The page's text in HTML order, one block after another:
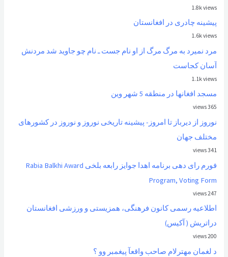
1.8k views
پیشینه چادری در افغانستان
1.6k views
مرد نمیرد به مرگ مرگ از او نام جست ـ نام چو جاوید شد مردنش
آسان کجاست
1.1k views
مسجد افغانها در منطقه 5 شهر وین
365 views
نوروز از ديرباز تا امروز- پیشینه تاریخی نوروز و نوروز در کشورهای
مختلف جهان
341 views
فورم رای دهی برنامه اهدا جوایز رابعه بلخی Rabia Balkhi Award
Program, Voting Form
247 views
اطلاعیه رسمی کانون فرهنگی، همزیستی و ورزشی افغانستان
دراتریش ( آکیس)
200 views
د لغمان مهترلام صاحب واقعآ پیغمبر وو ؟